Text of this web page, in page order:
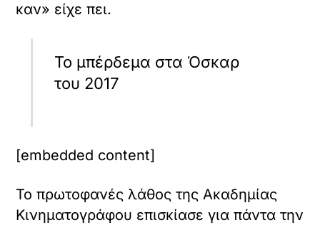
καν» είχε πει.
Το μπέρδεμα στα Όσκαρ
του 2017
[embedded content]
Το πρωτοφανές λάθος της Ακαδημίας
Κινηματογράφου επισκίασε για πάντα την